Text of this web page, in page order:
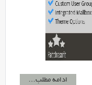
ادامه مطلب...